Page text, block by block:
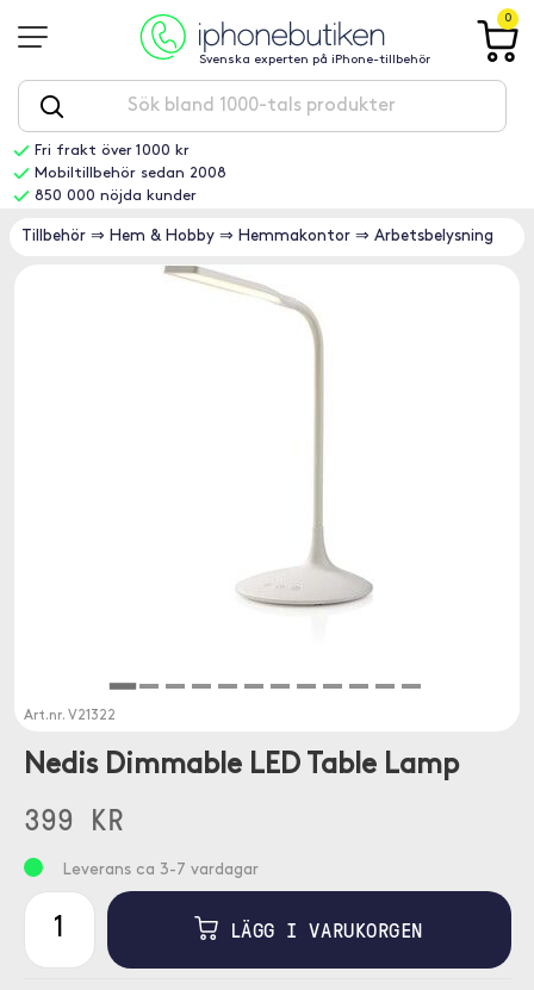
Svenska experten på iPhone-tillbehör
0
Fri frakt över 1000 kr
Mobiltillbehör sedan 2008
850 000 nöjda kunder
Tillbehör ⇒ Hem & Hobby ⇒ Hemmakontor ⇒ Arbetsbelysning
Art.nr. V21322
Nedis Dimmable LED Table Lamp
399 KR
Leverans ca 3-7 vardagar
LÄGG I VARUKORGEN